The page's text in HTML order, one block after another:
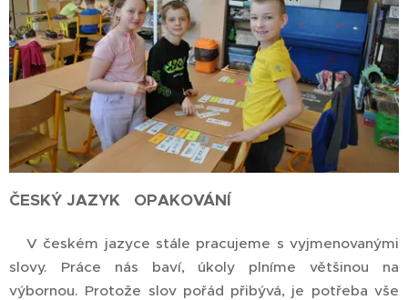
ČESKÝ JAZYK OPAKOVÁNÍ
V českém jazyce stále pracujeme s vyjmenovanými
slovy. Práce nás baví, úkoly plníme většinou na
výbornou. Protože slov pořád přibývá, je potřeba vše